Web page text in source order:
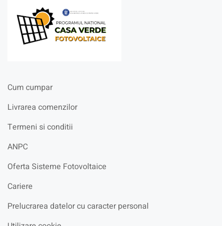
Cum cumpar
Livrarea comenzilor
Termeni si conditii
ANPC
Oferta Sisteme Fotovoltaice
Cariere
Prelucrarea datelor cu caracter personal